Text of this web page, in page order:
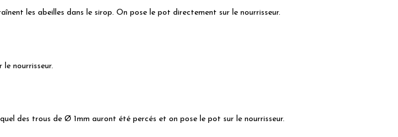
les abeilles dans le sirop. On pose le pot directement sur le nourrisseur.
nourrisseur.
des trous de Ø 1mm auront été percés et on pose le pot sur le nourrisseur.